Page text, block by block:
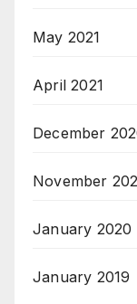
May 2021
April 2021
December
November
January 2020
January 2019